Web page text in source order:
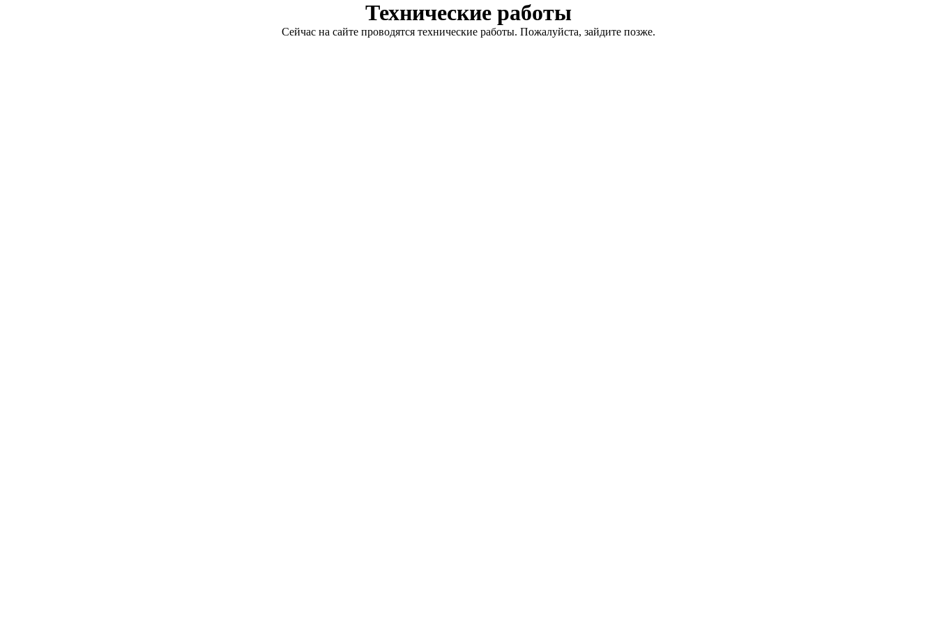
Технические работы
Сейчас на сайте проводятся технические работы. Пожалуйста, зайдите позже.